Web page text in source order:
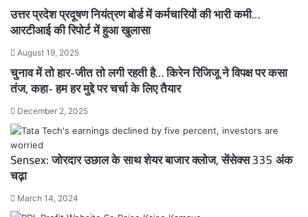
उत्तर प्रदेश प्रदूषण नियंत्रण बोर्ड में कर्मचारियों की भारी कमी…
आरटीआई की रिपोर्ट में हुआ खुलासा
August 19, 2025
चुनाव में तो हार-जीत तो लगी रहती है… किरेन रिजिजू ने विपक्ष पर कसा
तंज, कहा- हम हर मुद्दे पर चर्चा के लिए तैयार
December 2, 2025
Sensex: जोरदार उछाल के साथ शेयर बाजार क्लोज, सेंसेक्स 335 अंक
चढ़ा
March 14, 2024